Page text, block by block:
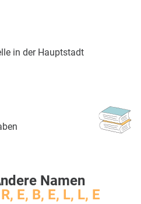
in der Hauptstadt
Namen
E, B, E, L, L, E